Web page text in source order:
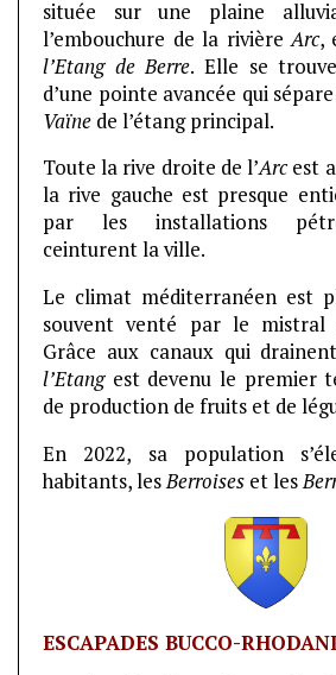
située sur une plaine
l’embouchure de la rivièreArc,
l’Etang de Berre. Elle se
d’une pointe avancée qui
Vaïne de l’étang principal.
Toute la rive droite de l’Arcest
la rive gauche est presque
par les installations
ceinturent la ville.
Le climat méditerranéen est
souvent venté par le
Grâce aux canaux qui
l’Etangest devenu le premier
de production de fruits et de
En 2022, sa population
habitants, lesBerroises et les
ESCAPADES BUCCO-